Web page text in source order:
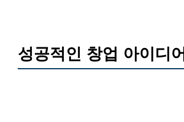
성공적인 창업 아이디어